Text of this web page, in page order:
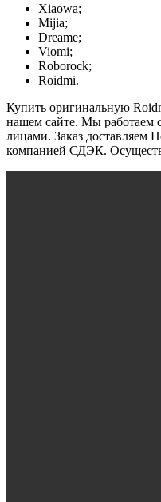
Xiaowa;
Mijia;
Dreame;
Viomi;
Roborock;
Roidmi.
Купить оригинальную
нашем сайте. Мы работаем
лицами. Заказ доставляем
компанией СДЭК.